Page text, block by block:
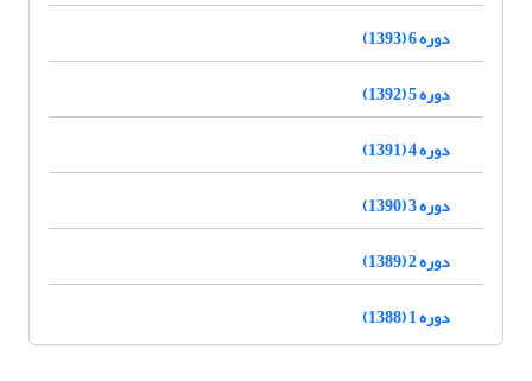
دوره 6 (1393)
دوره 5 (1392)
دوره 4 (1391)
دوره 3 (1390)
دوره 2 (1389)
دوره 1 (1388)